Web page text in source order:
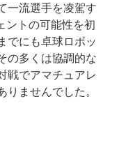
一流選手を凌駕す
ントの可能性を初
でにも卓球ロボッ
の多くは協調的な
戦でアマチュアレ
ませんでした。